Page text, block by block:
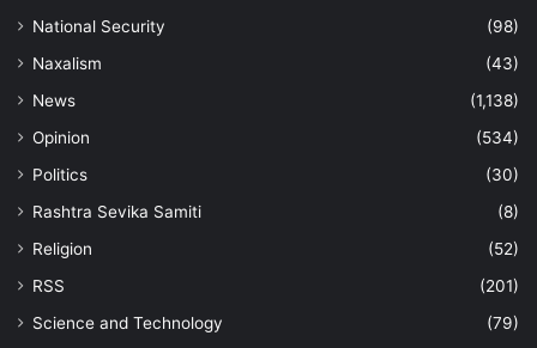
National Security
(98)
Naxalism
(43)
News
(1,138)
Opinion
(534)
Politics
(30)
Rashtra Sevika Samiti
(8)
Religion
(52)
RSS
(201)
Science and Technology
(79)